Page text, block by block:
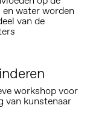
water worden
van de
workshop voor
van kunstenaar